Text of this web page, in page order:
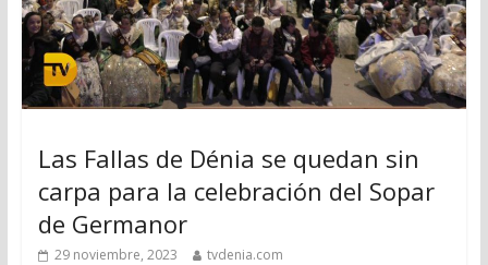
Las Fallas de Dénia se quedan sin
carpa para la celebración del Sopar
de Germanor
29 noviembre, 2023 tvdenia.com